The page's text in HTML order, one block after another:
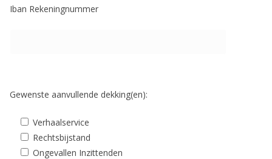
Iban Rekeningnummer
Gewenste aanvullende dekking(en):
Verhaalservice
Rechtsbijstand
Ongevallen Inzittenden